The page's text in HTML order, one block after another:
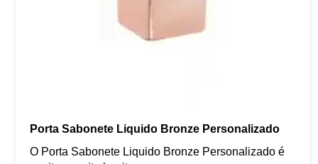
Porta Sabonete Liquido Bronze Personalizado
O Porta Sabonete Liquido Bronze Personalizado é